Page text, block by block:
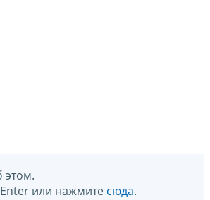
этом.
или нажмите сюда.